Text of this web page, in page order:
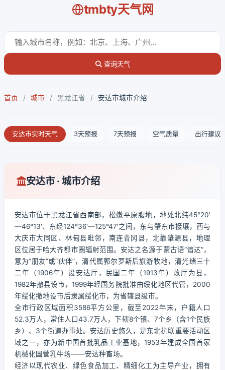
tmbty天气网
查询天气
首页 / 城市 / 黑龙江省 / 安达市城市介绍
安达市实时天气 3天预报 7天预报 空气质量 出行建议
安达市 · 城市介绍
安达市位于黑龙江省西南部，松嫩平原腹地，地处北纬45°20′
—46°13′、东经124°36′—125°47′之间，东与肇东市接壤，西与
大庆市大同区、林甸县毗邻，南连青冈县，北靠肇源县，地理
区位居于哈大齐都市圈辐射范围。安达之名源于蒙古语“谙达”，
意为“朋友”或“伙伴”，清代属郭尔罗斯后旗游牧地，清光绪三十
二年（1906年）设安达厅，民国二年（1913年）改厅为县，
1982年撤县设市，1999年经国务院批准由绥化地区代管，2000
年绥化撤地设市后隶属绥化市，为省辖县级市。
全市行政区域面积3586平方公里，截至2022年末，户籍人口
52.3万人，常住人口43.7万人，下辖8个镇、7个乡（含1个民族
乡）、3个街道办事处。安达历史悠久，是东北抗联重要活动区
域之一，亦为新中国首批乳品工业基地，1953年建成全国首家
机械化国营乳牛场——安达种畜场。
经济以现代农业、绿色食品加工、精细化工为主导产业，拥有